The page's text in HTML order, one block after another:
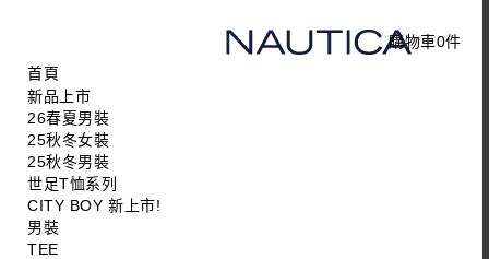
購物車0件
首頁
新品上市
26春夏男裝
25秋冬女裝
25秋冬男裝
世足T恤系列
CITY BOY 新上市!
男裝
TEE